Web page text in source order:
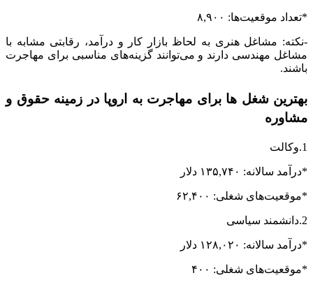
*تعداد موقعیت‌ها: ۸,۹۰۰
-نکته: مشاغل هنری به لحاظ بازار کار و درآمد، رقابتی مشابه با
مشاغل مهندسی دارند و می‌توانند گزینه‌های مناسبی برای مهاجرت
باشند.
بهترین شغل ها برای مهاجرت به اروپا در زمینه حقوق و
مشاوره
1.وکالت
*درآمد سالانه: ۱۳۵,۷۴۰ دلار
*موقعیت‌های شغلی: ۶۲,۴۰۰
2.دانشمند سیاسی
*درآمد سالانه: ۱۲۸,۰۲۰ دلار
*موقعیت‌های شغلی: ۴۰۰